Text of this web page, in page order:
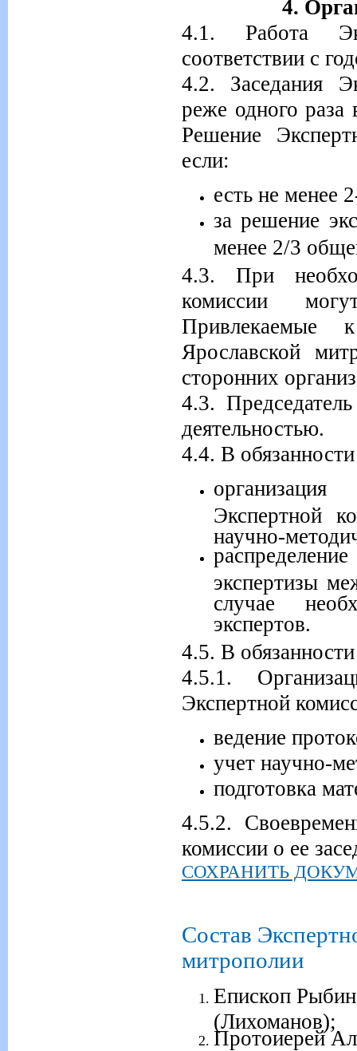
4.
4.1. Работа
соответствии с
4.2. Заседания
реже одного раза
Решение
если:
есть не менее
за решение
менее 2/3
4.3. При
комиссии
Привлекаемые
Ярославской
сторонних
4.3.
деятельностью.
4.4. В
Экспертной
научно-
экспертизы
случае
экспертов.
4.5. В
4.5.1.
Экспертной
ведение
учет научно-
подготовка
4.5.2.
комиссии о ее
СОХРАНИТЬ
Состав
митрополии
Епископ
(Лихоманов);
Протоиерей